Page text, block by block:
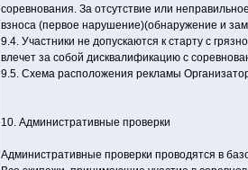
соревнования. За отсутствие или
взноса (первое нарушение)(обнаружение и
9.4. Участники не допускаются к старту с
влечет за собой дисквалификацию с
9.5. Схема расположения рекламы
10. Административные проверки
Административные проверки проводятся в